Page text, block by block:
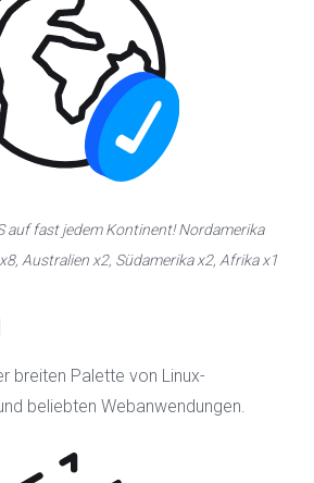
auf fast jedem Kontinent! Nordamerika
Australien x2, Südamerika x2, Afrika x1
breiten Palette von Linux-
beliebten Webanwendungen.